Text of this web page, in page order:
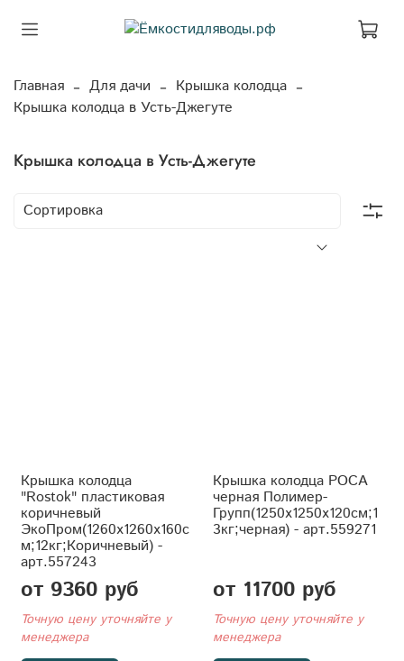
Главная Для дачи
Крышка колодца
Крышка колодца в Усть-Джегуте
Крышка колодца в Усть-Джегуте
Крышка колодца
"Rostok" пластиковая
коричневый
ЭкоПром(1260x1260x160с
м;12кг;Коричневый) -
арт.557243
от 9360 руб
Точную цену уточняйте у
менеджера
Крышка колодца РОСА
черная Полимер-
Групп(1250x1250x120см;1
3кг;черная) - арт.559271
от 11700 руб
Точную цену уточняйте у
менеджера